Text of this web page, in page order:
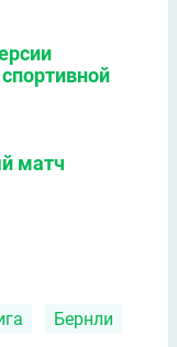
матч
Бернли